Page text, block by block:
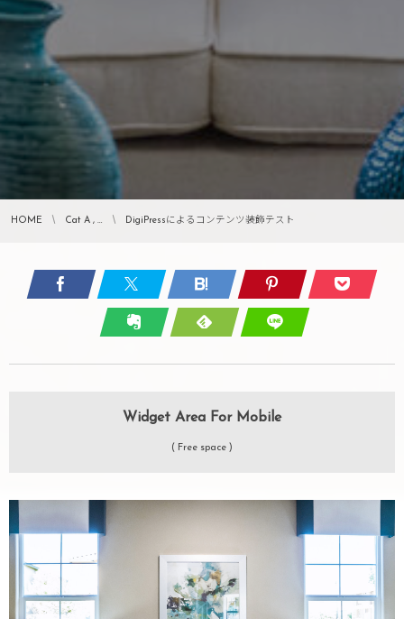
HOME Cat A , … DigiPressによるコンテンツ装飾テスト
Widget Area For Mobile
( Free space )